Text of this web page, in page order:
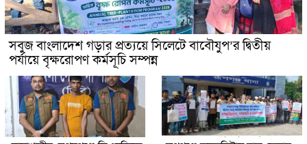
সবুজ বাংলাদেশ গড়ার প্রত্যয়ে সিলেটে বাবৌযুপ’র দ্বিতীয়
পর্যায়ে বৃক্ষরোপণ কর্মসূচি সম্পন্ন